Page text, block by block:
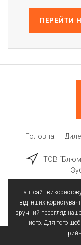
ПЕРЕЙТИ
Головна
ТОВ “Блюм
Наш сайт
від інших
зручний перегляд
його. Для того